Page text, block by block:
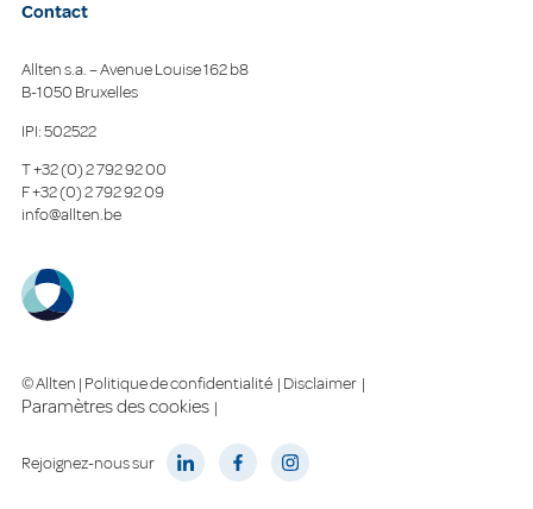
Contact
Allten s.a. – Avenue Louise 162 b8
B-1050 Bruxelles
IPI: 502522
T+32 (0) 2 792 92 00
F+32 (0) 2 792 92 09
info@allten.be
© Allten | Politique de confidentialité | Disclaimer |
Paramètres des cookies |
Rejoignez-nous sur